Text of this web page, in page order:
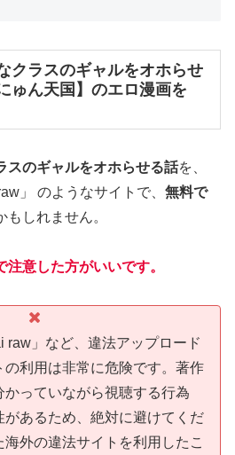
クラスのギャルをオホらせ
ゅん天国】のエロ漫画を
スのギャルをオホらせる話を、
」 のようなサイトで、 無料で
もしれません。
意した方がいいです。
raw」など、違法アップロード
の利用は非常に危険です。著作
っていながら視聴する行為
があるため、絶対に避けてくだ
外の違法サイトを利用したこ